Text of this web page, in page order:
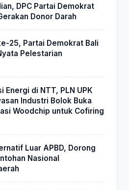
DPC Partai Demokrat
Donor Darah
25, Partai Demokrat Bali
Pelestarian
Energi di NTT, PLN UPK
Industri Bolok Buka
Woodchip untuk Cofiring
Luar APBD, Dorong
Nasional